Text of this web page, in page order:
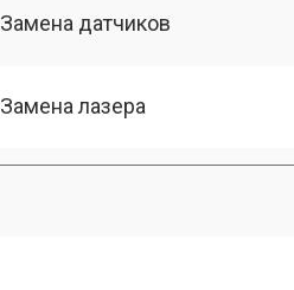
Замена датчиков
Замена лазера